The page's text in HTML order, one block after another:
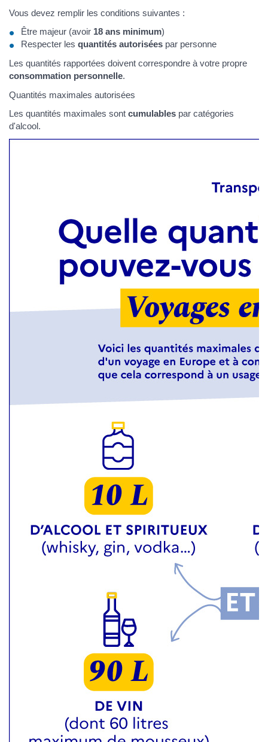
Vous devez remplir les conditions suivantes :
Être majeur (avoir 18 ans minimum)
Respecter les quantités autorisées par personne
Les quantités rapportées doivent correspondre à votre propre
consommation personnelle.
Quantités maximales autorisées
Les quantités maximales sont cumulables par catégories
d'alcool.